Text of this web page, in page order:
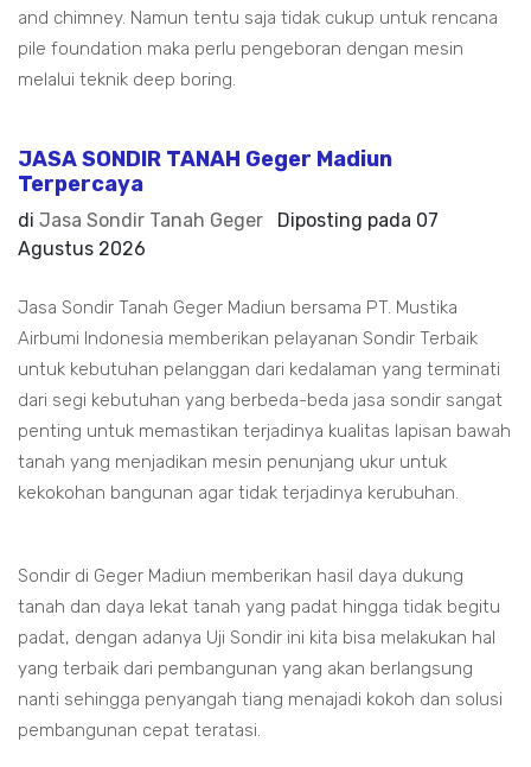
and chimney. Namun tentu saja tidak cukup untuk rencana
pile foundation maka perlu pengeboran dengan mesin
melalui teknik deep boring.
JASA SONDIR TANAH Geger Madiun
Terpercaya
di Jasa Sondir Tanah Geger Diposting pada 07
Agustus 2026
Jasa Sondir Tanah Geger Madiun bersama PT. Mustika
Airbumi Indonesia memberikan pelayanan Sondir Terbaik
untuk kebutuhan pelanggan dari kedalaman yang terminati
dari segi kebutuhan yang berbeda-beda jasa sondir sangat
penting untuk memastikan terjadinya kualitas lapisan bawah
tanah yang menjadikan mesin penunjang ukur untuk
kekokohan bangunan agar tidak terjadinya kerubuhan.
Sondir di Geger Madiun memberikan hasil daya dukung
tanah dan daya lekat tanah yang padat hingga tidak begitu
padat, dengan adanya Uji Sondir ini kita bisa melakukan hal
yang terbaik dari pembangunan yang akan berlangsung
nanti sehingga penyangah tiang menajadi kokoh dan solusi
pembangunan cepat teratasi.